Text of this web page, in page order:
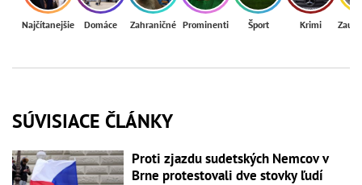
Najčítanejšie Domáce Zahraničné Prominenti Šport Krimi
SÚVISIACE ČLÁNKY
Proti zjazdu sudetských Nemcov v
Brne protestovali dve stovky ľudí